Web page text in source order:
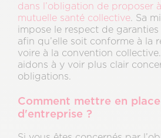
dans l’obligation de proposer
mutuelle santé collective . Sa
impose le respect de
afin qu’elle soit conforme à la
voire à la convention
aidons à y voir plus clair
obligations.
Comment mettre en
d'entreprise ?